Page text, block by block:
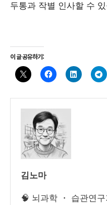
두통과 작별 인사할 수
이 글 공유하기:
김노마
🧠 뇌과학 ・ 습관연